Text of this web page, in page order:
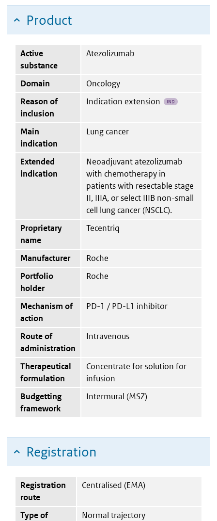
Product
Active
substance
Atezolizumab
Domain
Oncology
Reason of
inclusion
Indication extension IND
Main
indication
Lung cancer
Extended
indication
Neoadjuvant atezolizumab
with chemotherapy in
patients with resectable stage
II, IIIA, or select IIIB non-small
cell lung cancer (NSCLC).
Proprietary
name
Tecentriq
Manufacturer
Roche
Portfolio
holder
Roche
Mechanism of
action
PD-1 / PD-L1 inhibitor
Route of
administration
Intravenous
Therapeutical
formulation
Concentrate for solution for
infusion
Budgetting
framework
Intermural (MSZ)
Registration
Registration
route
Centralised (EMA)
Type of
Normal trajectory